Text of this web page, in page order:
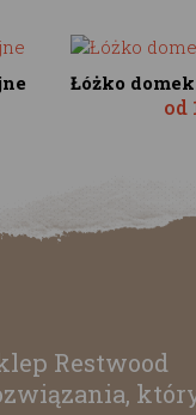
Łóżko
od
Restwood